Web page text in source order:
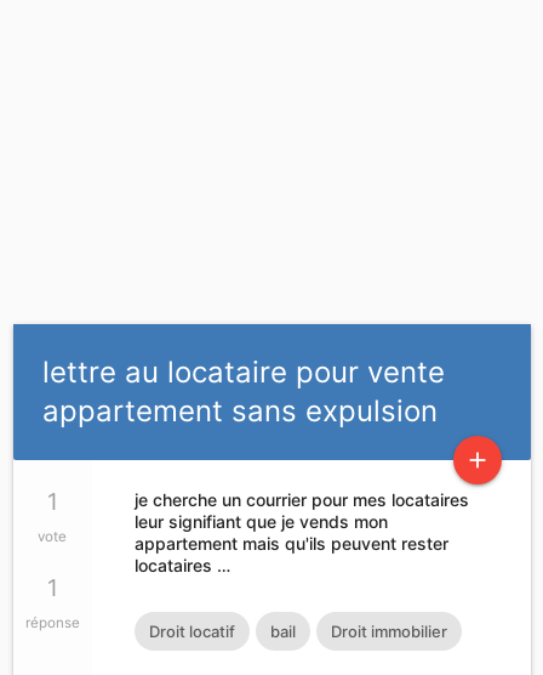
lettre au locataire pour vente
appartement sans expulsion
add
1
vote
1
réponse
je cherche un courrier pour mes locataires
leur signifiant que je vends mon
appartement mais qu'ils peuvent rester
locataires …
Droit locatif bail Droit immobilier